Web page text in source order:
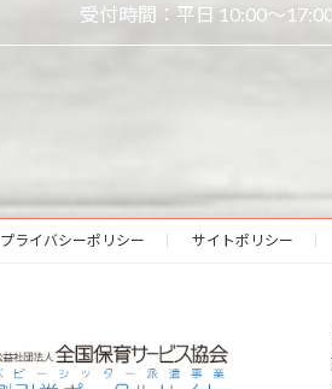
受付時間：平日 10:00～
プライバシーポリシー サイトポリシー